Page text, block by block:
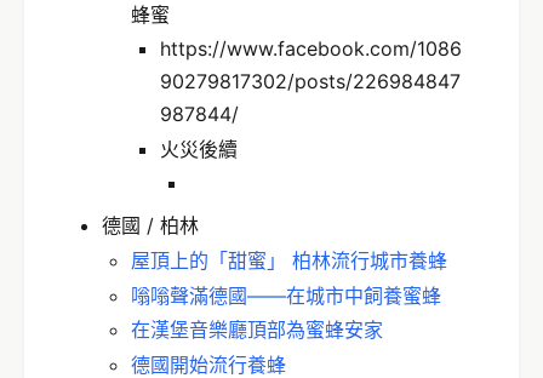
蜂蜜
https://www.facebook.com/1086
90279817302/posts/226984847
987844/
火災後續
德國 / 柏林
屋頂上的「甜蜜」 柏林流行城市養蜂
嗡嗡聲滿德國——在城市中飼養蜜蜂
在漢堡音樂廳頂部為蜜蜂安家
德國開始流行養蜂